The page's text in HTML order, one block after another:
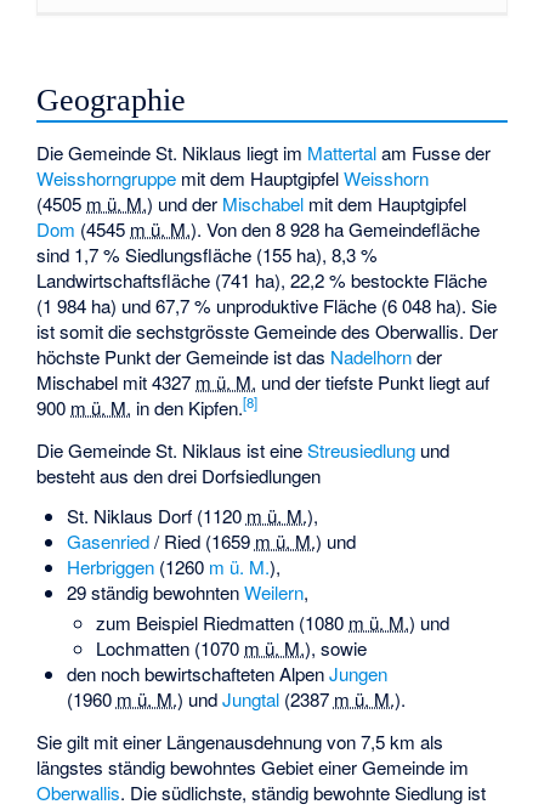
Geographie
Die Gemeinde St. Niklaus liegt im Mattertalam Fusse der
Weisshorngruppe mit dem HauptgipfelWeisshorn
(4505 m ü. M.) und der Mischabel mit dem Hauptgipfel
Dom (4545 m ü. M.). Von den 8 928 ha Gemeindefläche
sind 1,7 % Siedlungsfläche (155 ha), 8,3 %
Landwirtschaftsfläche (741 ha), 22,2 % bestockte Fläche
(1 984 ha) und 67,7 % unproduktive Fläche (6 048 ha). Sie
ist somit die sechstgrösste Gemeinde des Oberwallis. Der
höchste Punkt der Gemeinde ist das Nadelhornder
Mischabel mit4327 m ü. M. und der tiefste Punkt liegt auf
900 m ü. M. in den Kipfen.[8]
Die Gemeinde St. Niklaus ist eineStreusiedlung und
besteht aus den drei Dorfsiedlungen
St. Niklaus Dorf (1120 m ü. M.),
Gasenried/ Ried (1659 m ü. M.) und
Herbriggen(1260 m ü. M.),
29 ständig bewohntenWeilern,
zum Beispiel Riedmatten (1080 m ü. M.) und
Lochmatten (1070 m ü. M.), sowie
den noch bewirtschafteten AlpenJungen
(1960 m ü. M.) undJungtal(2387 m ü. M.).
Sie gilt mit einer Längenausdehnung von 7,5 km als
längstes ständig bewohntes Gebiet einer Gemeinde im
Oberwallis. Die südlichste, ständig bewohnte Siedlung ist